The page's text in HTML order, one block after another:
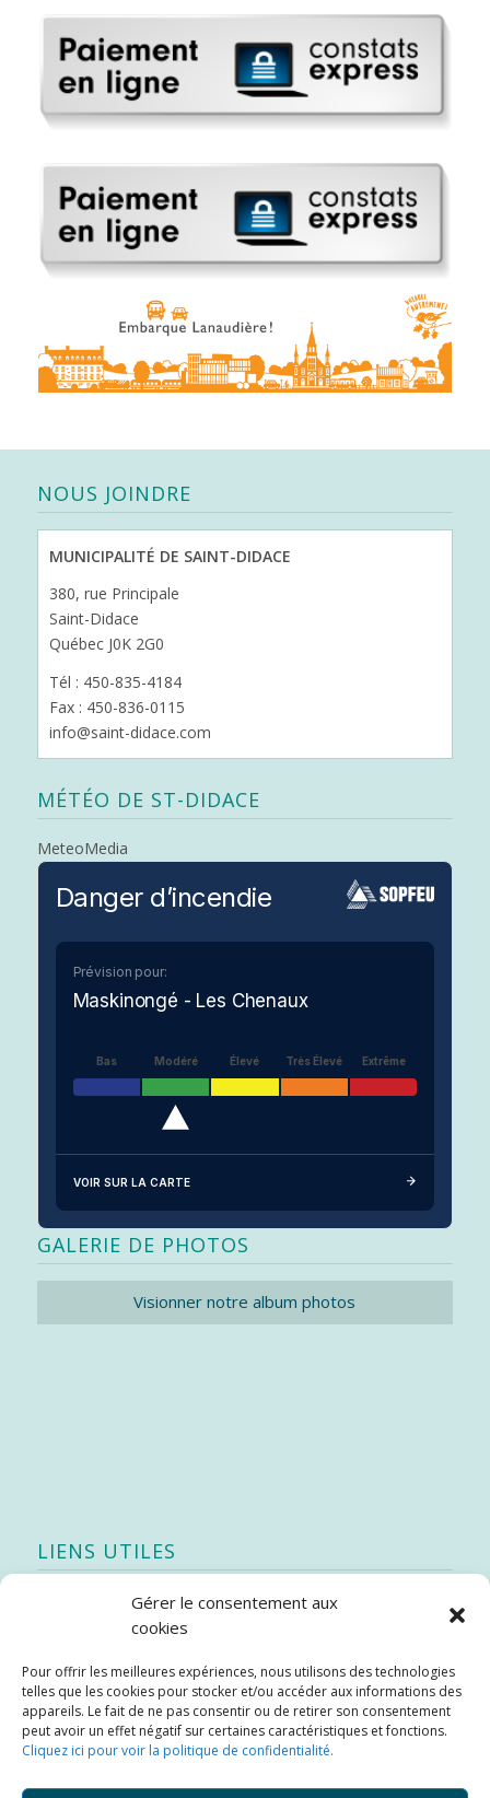
Gérer le consentement aux
cookies
Pour offrir les meilleures expériences, nous utilisons des technologies
telles que les cookies pour stocker et/ou accéder aux informations des
appareils. Le fait de ne pas consentir ou de retirer son consentement
peut avoir un effet négatif sur certaines caractéristiques et fonctions.
Cliquez ici pour voir la politique de confidentialité.
NOUS JOINDRE
MUNICIPALITÉ DE SAINT-DIDACE
380, rue Principale
Saint-Didace
Québec J0K 2G0
Tél : 450-835-4184
Fax : 450-836-0115
info@saint-didace.com
MÉTÉO DE ST-DIDACE
MeteoMedia
Danger d’incendie
Prévision pour:
Maskinongé - Les Chenaux
Bas Modéré Élevé Très Élevé Extrême
VOIR SUR LA CARTE
GALERIE DE PHOTOS
Visionner notre album photos
LIENS UTILES
Quoi de neuf
Stratégie québécoise d’économie d’eau potable
Bibliothèque
Météo locale